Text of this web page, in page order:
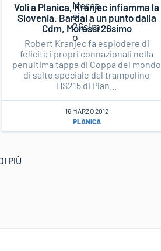
Voli a Planica, Kranjec infiamma la
Slovenia. Bardal a un punto dalla
Cdm, Morassi 26simo
Robert Kranjec fa esplodere di
felicità i propri connazionali nella
penultima tappa di Coppa del mondo
di salto speciale dal trampolino
HS215 di Plan...
16 MARZO 2012
PLANICA
PIÙ